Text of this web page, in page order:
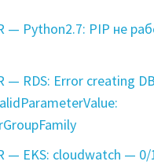
— Python2.7: PIP не
— RDS: Error creating
— EKS: cloudwatch —